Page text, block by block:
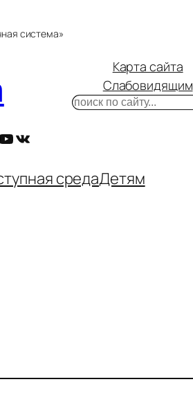
система»
YouTube
ВКонтакте
Карта сайта
Слабовидящим
Поиск
средаДетям